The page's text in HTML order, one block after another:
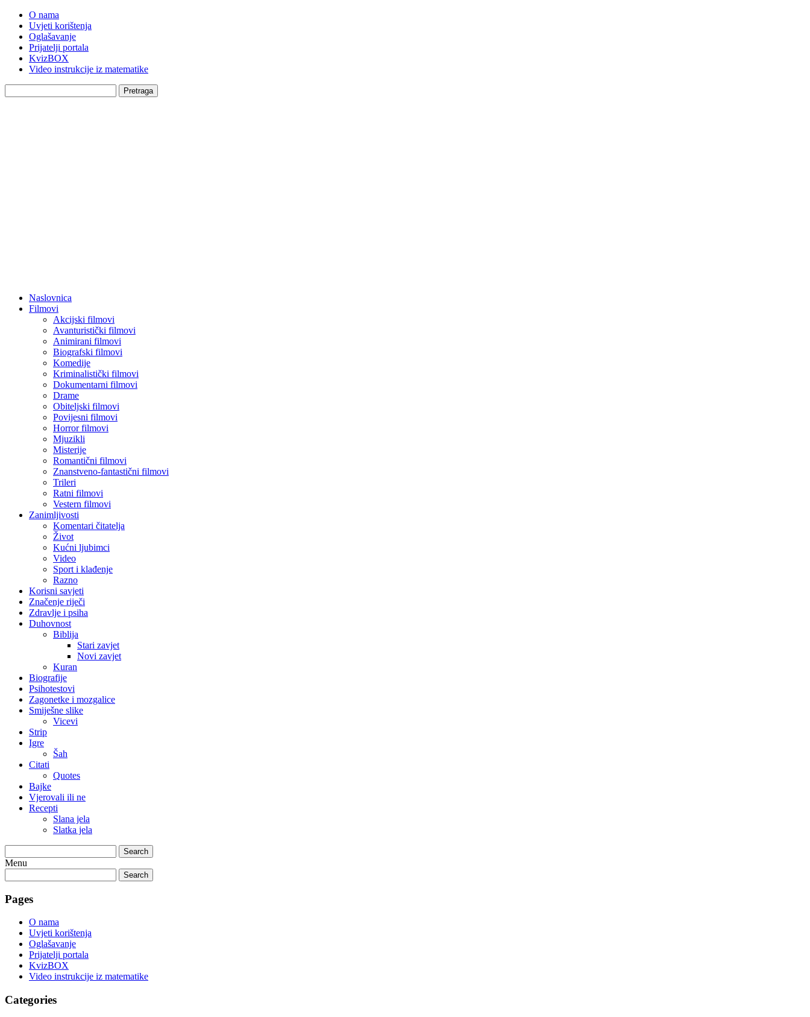
O nama
Uvjeti korištenja
Oglašavanje
Prijatelji portala
KvizBOX
Video instrukcije iz matematike
Pretraga
Naslovnica
Filmovi
Akcijski filmovi
Avanturistički filmovi
Animirani filmovi
Biografski filmovi
Komedije
Kriminalistički filmovi
Dokumentarni filmovi
Drame
Obiteljski filmovi
Povijesni filmovi
Horror filmovi
Mjuzikli
Misterije
Romantični filmovi
Znanstveno-fantastični filmovi
Trileri
Ratni filmovi
Vestern filmovi
Zanimljivosti
Komentari čitatelja
Život
Kućni ljubimci
Video
Sport i klađenje
Razno
Korisni savjeti
Značenje riječi
Zdravlje i psiha
Duhovnost
Biblija
Stari zavjet
Novi zavjet
Kuran
Biografije
Psihotestovi
Zagonetke i mozgalice
Smiješne slike
Vicevi
Strip
Igre
Šah
Citati
Quotes
Bajke
Vjerovali ili ne
Recepti
Slana jela
Slatka jela
Search
Menu
Search
Pages
O nama
Uvjeti korištenja
Oglašavanje
Prijatelji portala
KvizBOX
Video instrukcije iz matematike
Categories